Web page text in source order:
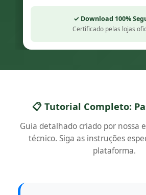
✓ Download 100%
Certificado pelas lojas
📋 Tutorial Completo:
Guia detalhado criado por nossa
técnico. Siga as instruções
plataforma.